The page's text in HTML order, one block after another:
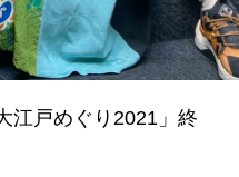
江戸めぐり2021」終